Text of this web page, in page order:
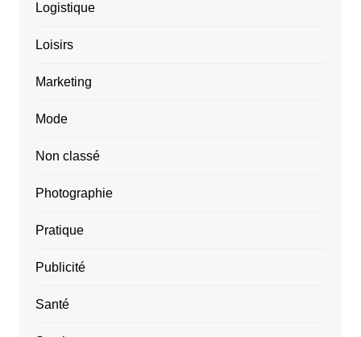
Logistique
Loisirs
Marketing
Mode
Non classé
Photographie
Pratique
Publicité
Santé